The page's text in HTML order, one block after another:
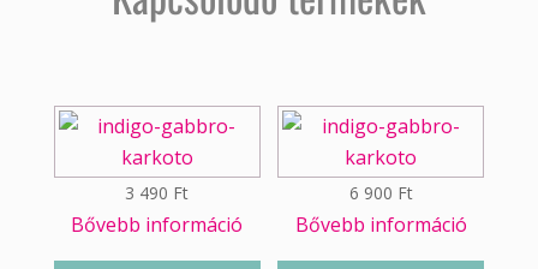
3 490 Ft
Bővebb információ
6 900 Ft
Bővebb információ